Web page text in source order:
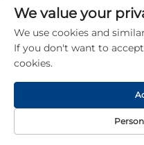
Copyright © 2025 YUHUAN
리방침
We value your
We use cookies and
If you don't want to
cookies.